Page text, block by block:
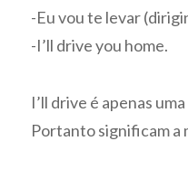
-Eu vou te levar
-I’ll drive you home.
I’ll drive é apenas
Portanto significam a